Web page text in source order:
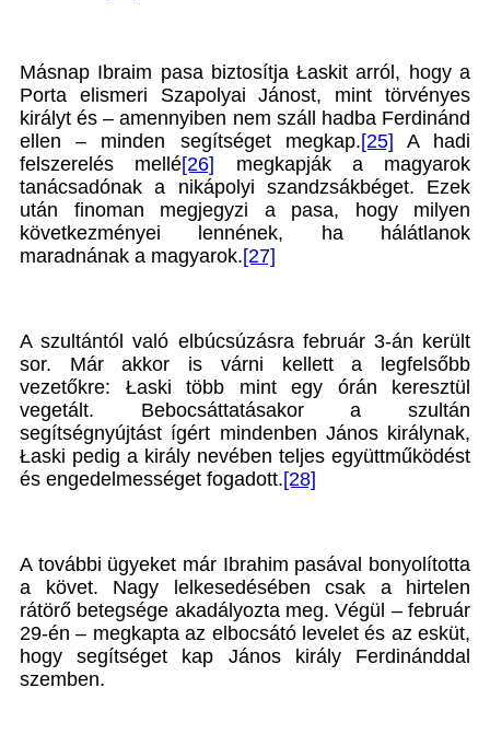
Másnap Ibraim pasa biztosítja Łaskit arról, hogy a
Porta elismeri Szapolyai Jánost, mint törvényes
királyt és – amennyiben nem száll hadba Ferdinánd
ellen – minden segítséget megkap.[25] A hadi
felszerelés mellé[26]
megkapják a magyarok
tanácsadónak a nikápolyi szandzsákbéget. Ezek
után finoman megjegyzi a pasa, hogy milyen
következményei lennének, ha hálátlanok
maradnának a magyarok.[27]
A szultántól való elbúcsúzásra február 3-án került
sor. Már akkor is várni kellett a legfelsőbb
vezetőkre: Łaski több mint egy órán keresztül
vegetált. Bebocsáttatásakor a szultán
segítségnyújtást ígért mindenben János királynak,
Łaski pedig a király nevében teljes együttműködést
és engedelmességet fogadott.[28]
A további ügyeket már Ibrahim pasával bonyolította
a követ. Nagy lelkesedésében csak a hirtelen
rátörő betegsége akadályozta meg. Végül – február
29-én – megkapta az elbocsátó levelet és az esküt,
hogy segítséget kap János király Ferdinánddal
szemben.